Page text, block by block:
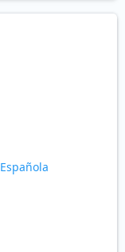
Española